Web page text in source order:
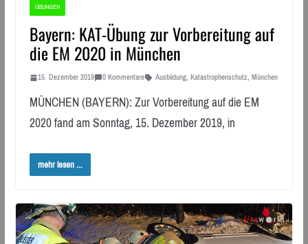
ÜBUNGEN
Bayern: KAT-Übung zur Vorbereitung auf
die EM 2020 in München
15. Dezember 2019 0 Kommentare Ausbildung, Katastrophenschutz, München
MÜNCHEN (BAYERN): Zur Vorbereitung auf die EM
2020 fand am Sonntag, 15. Dezember 2019, in
mehr lesen ...